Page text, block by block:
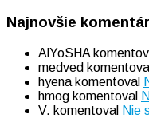
Najnovšie
AlYoSHA
medved komentoval
hyena komentoval
hmog komentoval
V. komentoval Nie